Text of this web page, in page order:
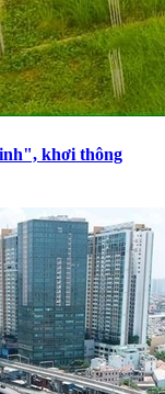
khơi thông